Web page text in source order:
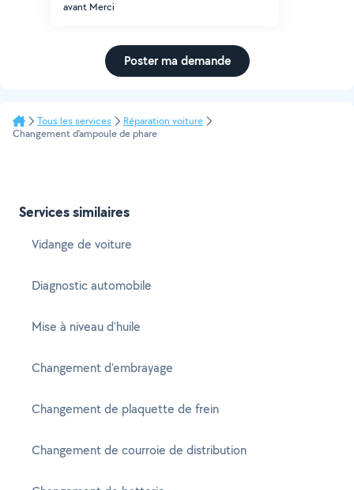
avant Merci
Poster ma demande
Tous les services
Réparation voiture
Changement d'ampoule de phare
Services similaires
Vidange de voiture
Diagnostic automobile
Mise à niveau d'huile
Changement d'embrayage
Changement de plaquette de frein
Changement de courroie de distribution